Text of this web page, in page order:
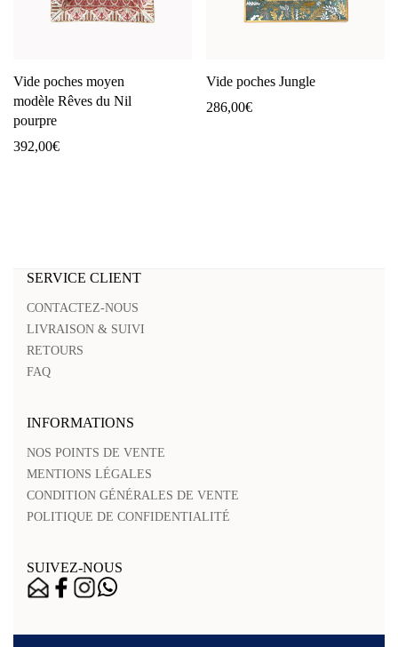
Vide poches moyen
modèle Rêves du Nil
pourpre
392,00€
Vide poches Jungle
286,00€
SERVICE CLIENT
CONTACTEZ-NOUS
LIVRAISON & SUIVI
RETOURS
FAQ
INFORMATIONS
NOS POINTS DE VENTE
MENTIONS LÉGALES
CONDITION GÉNÉRALES DE VENTE
POLITIQUE DE CONFIDENTIALITÉ
SUIVEZ-NOUS